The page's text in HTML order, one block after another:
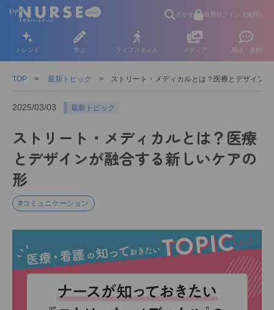
さがす 会員ログイン（無料）
トレンド 学ぶ ライフスタイル メディア 用語・資料
TOP 最新トピック ストリート・メディカルとは？医療とデザイン
2025/03/03 最新トピック
ストリート・メディカルとは？医療
とデザインが融合する新しいケアの
形
#コミュニケーション